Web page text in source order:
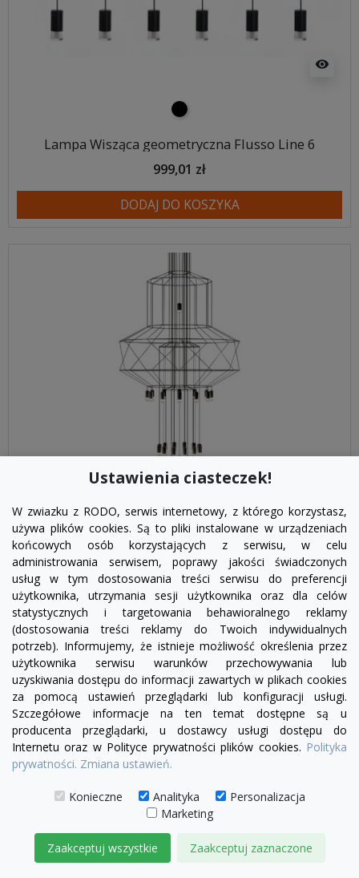
visibility
czarny
Lampa Wisząca geometryczna Flusso Line 6
999,01 zł
DODAJ DO KOSZYKA
visibility
Lampa Wisząca geometryczna Flusso 43
5 999,01 zł
DODAJ DO KOSZYKA
FacebookYouTubePinterest
Ustawienia ciasteczek!
W zwiazku z RODO, serwis internetowy, z którego korzystasz,
używa plików cookies. Są to pliki instalowane w urządzeniach
końcowych osób korzystających z serwisu, w celu
administrowania serwisem, poprawy jakości świadczonych
usług w tym dostosowania treści serwisu do preferencji
użytkownika, utrzymania sesji użytkownika oraz dla celów
statystycznych i targetowania behawioralnego reklamy
(dostosowania treści reklamy do Twoich indywidualnych
potrzeb). Informujemy, że istnieje możliwość określenia przez
użytkownika serwisu warunków przechowywania lub
uzyskiwania dostępu do informacji zawartych w plikach cookies
za pomocą ustawień przeglądarki lub konfiguracji usługi.
Szczegółowe informacje na ten temat dostępne są u
producenta przeglądarki, u dostawcy usługi dostępu do
Internetu oraz w Polityce prywatności plików cookies. Polityka
prywatności. Zmiana ustawień.
Konieczne Analityka
Personalizacja
Marketing
Zaakceptuj wszystkie Zaakceptuj zaznaczone